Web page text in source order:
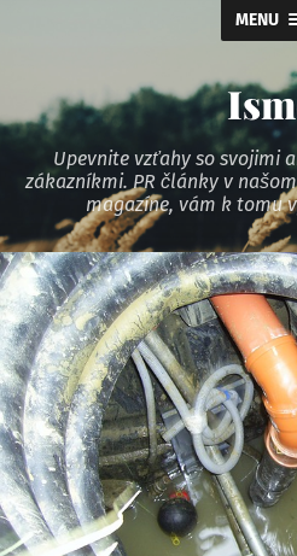
MENU
Upevnite vzťahy so svojimi
zákazníkmi. PR články v
magazíne, vám k tomu